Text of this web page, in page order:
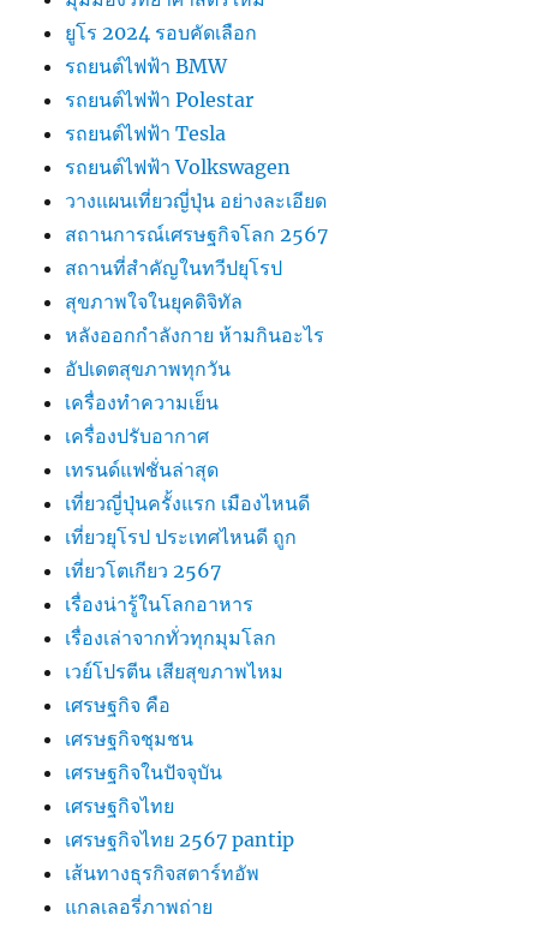
ยูโร 2024 รอบคัดเลือก
รถยนต์ไฟฟ้า BMW
รถยนต์ไฟฟ้า Polestar
รถยนต์ไฟฟ้า Tesla
รถยนต์ไฟฟ้า Volkswagen
วางแผนเที่ยวญี่ปุ่น อย่างละเอียด
สถานการณ์เศรษฐกิจโลก 2567
สถานที่สำคัญในทวีปยุโรป
สุขภาพใจในยุคดิจิทัล
หลังออกกําลังกาย ห้ามกินอะไร
อัปเดตสุขภาพทุกวัน
เครื่องทำความเย็น
เครื่องปรับอากาศ
เทรนด์แฟชั่นล่าสุด
เที่ยวญี่ปุ่นครั้งแรก เมืองไหนดี
เที่ยวยุโรป ประเทศไหนดี ถูก
เที่ยวโตเกียว 2567
เรื่องน่ารู้ในโลกอาหาร
เรื่องเล่าจากทั่วทุกมุมโลก
เวย์โปรตีน เสียสุขภาพไหม
เศรษฐกิจ คือ
เศรษฐกิจชุมชน
เศรษฐกิจในปัจจุบัน
เศรษฐกิจไทย
เศรษฐกิจไทย 2567 pantip
เส้นทางธุรกิจสตาร์ทอัพ
แกลเลอรี่ภาพถ่าย